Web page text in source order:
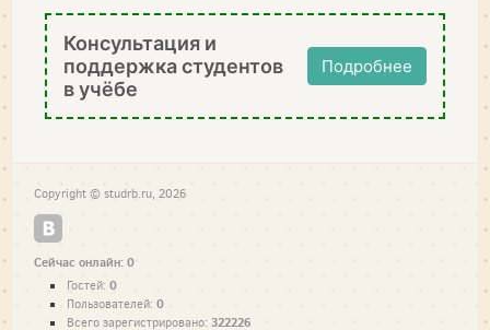
Консультация и
поддержка студентов
в учёбе
Подробнее
Copyright © studrb.ru, 2026
Сейчас онлайн: 0
Гостей: 0
Пользователей: 0
Всего зарегистрировано: 322226